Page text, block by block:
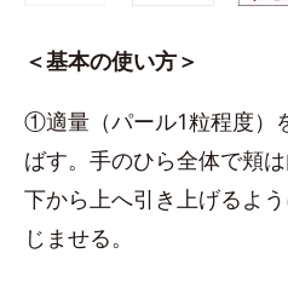
＜基本の使い方＞
①適量（パール1粒程度）
ばす。手のひら全体で頬
下から上へ引き上げるよ
じませる。